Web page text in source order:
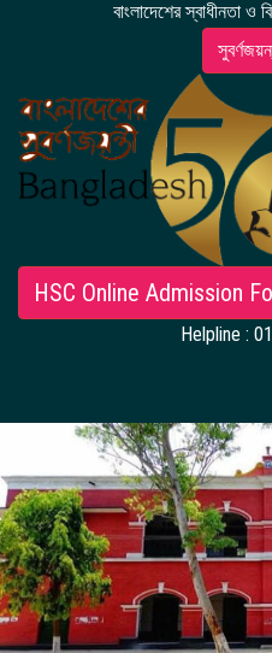
DIGITAL CAMPUS
NOTICE
PHOTO GALLERY
DOWNLOAD
বাংলাদেশের স্বাধীনতা ও
HSC Online Admission
Helpline :